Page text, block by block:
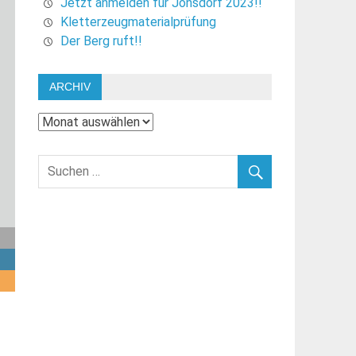
Jetzt anmelden für Jonsdorf 2023!!
Kletterzeugmaterialprüfung
Der Berg ruft!!
ARCHIV
Archiv